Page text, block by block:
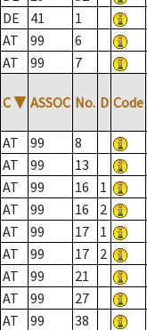
DE
41 1
AT
99 6
AT
99 7
C ▼ ASSOC No. D Code
AT 99 8
AT
99 13
AT
99 16 1
AT
99 16 2
AT
99 17 1
AT
99 17 2
AT
99 21
AT
99 27
AT
99 38